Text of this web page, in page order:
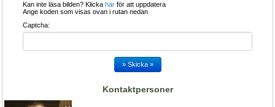
Kan inte läsa bilden? Klicka här för att uppdatera
Ange koden som visas ovan i rutan nedan
Captcha:
Kontaktpersoner